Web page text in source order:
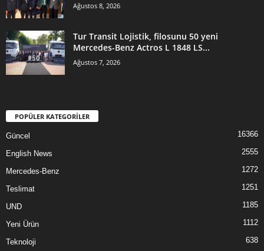
Ağustos 8, 2026
Tur Transit Lojistik, filosunu 50 yeni
Mercedes-Benz Actros L 1848 LS...
Ağustos 7, 2026
POPÜLER KATEGORİLER
Güncel 16366
English News 2555
Mercedes-Benz 1272
Teslimat 1251
UND 1185
Yeni Ürün 1112
Teknoloji 638